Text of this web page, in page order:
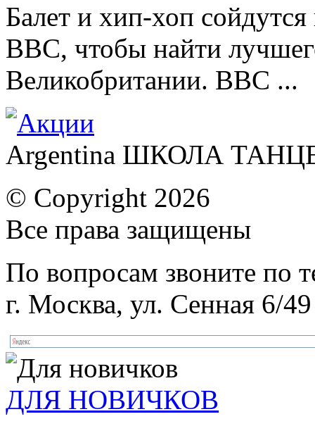
Балет и хип-хоп сойдутся
BBC, чтобы найти
Великобритании. BBC ...
Argentina ШКОЛА
© Copyright 2026
Все права защищены
По вопросам звоните по
г. Москва, ул. Сенная 6/49
ДЛЯ НОВИЧКОВ